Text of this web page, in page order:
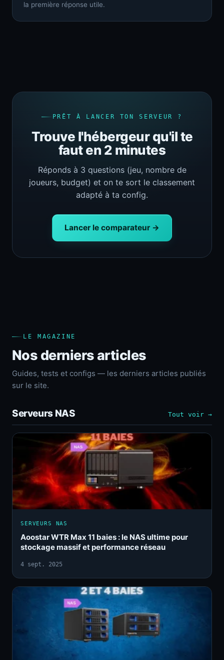
la première réponse utile.
PRÊT À LANCER TON SERVEUR ?
Trouve l'hébergeur qu'il te
faut en 2 minutes
Réponds à 3 questions (jeu, nombre de
joueurs, budget) et on te sort le classement
adapté à ta config.
Lancer le comparateur →
LE MAGAZINE
Nos derniers articles
Guides, tests et configs — les derniers articles publiés
sur le site.
Serveurs NAS Tout voir →
SERVEURS NAS
Aoostar WTR Max 11 baies : le NAS ultime pour
stockage massif et performance réseau
4 sept. 2025